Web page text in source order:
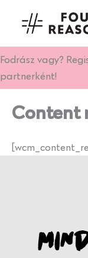
Fodrász vagy?
partnerként!
Content